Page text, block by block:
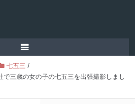
七五三 /
で三歳の女の子の七五三を出張撮影しまし